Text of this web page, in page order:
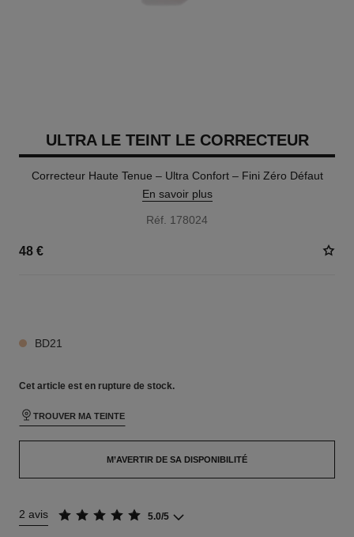
ULTRA LE TEINT LE CORRECTEUR
Correcteur Haute Tenue – Ultra Confort – Fini Zéro Défaut
En savoir plus
Réf. 178024
48 €
BD21
Cet article est en rupture de stock.
TROUVER MA TEINTE
M’AVERTIR DE SA DISPONIBILITÉ
2 avis 5.0/5